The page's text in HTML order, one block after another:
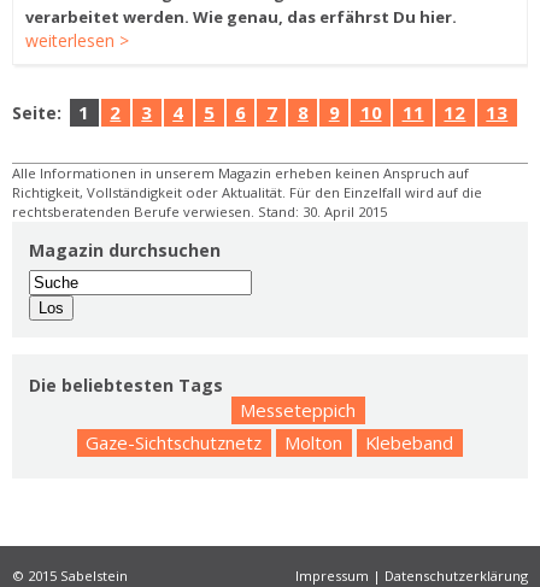
verarbeitet werden. Wie genau, das erfährst Du hier.
weiterlesen >
Seite: 1 2 3 4 5 6 7 8 9 10 11 12 13
Alle Informationen in unserem Magazin erheben keinen Anspruch auf
Richtigkeit, Vollständigkeit oder Aktualität. Für den Einzelfall wird auf die
rechtsberatenden Berufe verwiesen. Stand: 30. April 2015
Magazin durchsuchen
Die beliebtesten Tags
Messeteppich
Gaze-Sichtschutznetz
Molton Klebeband
© 2015 Sabelstein Impressum | Datenschutzerklärung